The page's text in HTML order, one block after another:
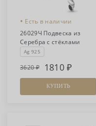
• Есть в наличии
26029Ч Подвеска из
Серебра с стёклами
Ag 925
3620 1810
КУПИТЬ